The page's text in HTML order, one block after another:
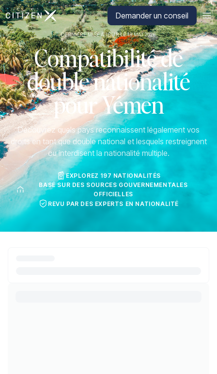
Aller à la page d'accueil de CitizenXDemander un conseil
DERNIÈRE MISE À JOUR LE 19 MAI 2026
Compatibilité de
double nationalité
pour Yémen
Découvrez quels pays reconnaissent légalement vos
droits en tant que double national et lesquels restreignent
ou interdisent la nationalité multiple.
EXPLOREZ 197 NATIONALITÉS
BASÉ SUR DES SOURCES GOUVERNEMENTALES
OFFICIELLES
REVU PAR DES EXPERTS EN NATIONALITÉ